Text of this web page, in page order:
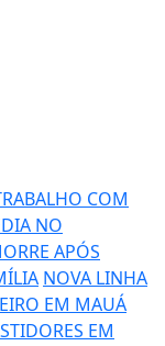
COM
NO
APÓS
NOVA LINHA
EM MAUÁ
EM